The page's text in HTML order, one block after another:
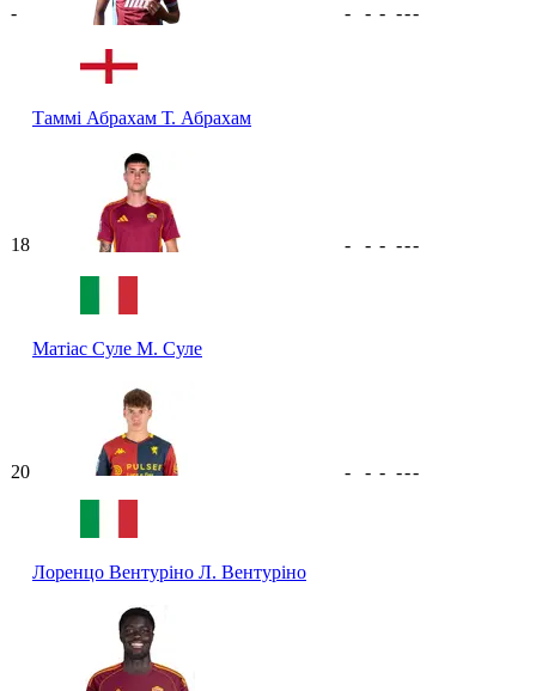
-
Таммі Абрахам Т. Абрахам
- - - ---
18
Матіас Суле М. Суле
- - - ---
20
Лоренцо Вентуріно Л. Вентуріно
- - - ---